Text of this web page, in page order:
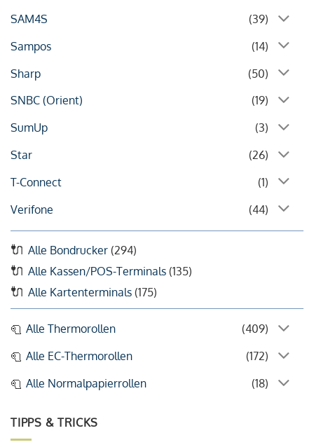
SAM4S
(39)
Sampos
(14)
Sharp
(50)
SNBC (Orient)
(19)
SumUp
(3)
Star
(26)
T-Connect
(1)
Verifone
(44)
Alle Bondrucker (294)
Alle Kassen/POS-Terminals (135)
Alle Kartenterminals (175)
Alle Thermorollen
(409)
Alle EC-Thermorollen
(172)
Alle Normalpapierrollen
(18)
TIPPS & TRICKS